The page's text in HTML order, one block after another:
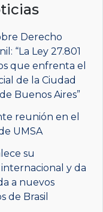
Derecho
“La Ley 27.801
que enfrenta el
de la Ciudad
Buenos Aires”
reunión en el
UMSA
su
y da
a nuevos
de Brasil